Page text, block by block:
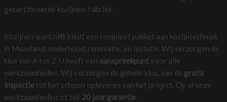
gecertificeerde kozijnen-fabriek.
Kozijnen-punt.nl® biedt een compleet pakket aan kozijntechniek
in Maasland: onderhoud, renovatie, en isolatie. Wij verzorgen de
klus van A tot Z. U heeft één aanspreekpuntvoor alle
werkzaamheden. Wij verzorgen de gehele klus, van de gratis
inspectietot het schoon opleveren van het project. Op al onze
werkzaamheden zit tot 20 jaar garantie.